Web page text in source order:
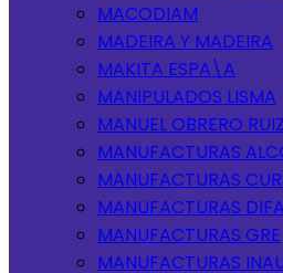
MACODIAM
MADEIRA Y MADEIRA
MAKITA ESPA\A
MANIPULADOS LISMA
MANUEL OBRERO RUIZ
MANUFACTURAS
MANUFACTURAS
MANUFACTURAS
MANUFACTURAS GRE
MANUFACTURAS